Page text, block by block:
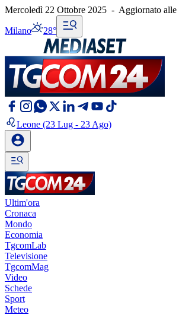
Mercoledì 22 Ottobre 2025 - Aggiornato alle
Milano 28°
Leone (23 Lug - 23 Ago)
Ultim'ora
Cronaca
Mondo
Economia
TgcomLab
Televisione
TgcomMag
Video
Schede
Sport
Meteo